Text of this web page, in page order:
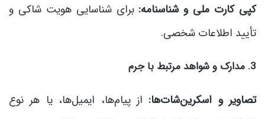
کپی کارت ملی و شناسنامه: برای شناسایی هویت شاکی و
تأیید اطلاعات شخصی.
3. مدارک و شواهد مرتبط با جرم
تصاویر و اسکرین‌شات‌ها: از پیام‌ها، ایمیل‌ها، یا هر نوع